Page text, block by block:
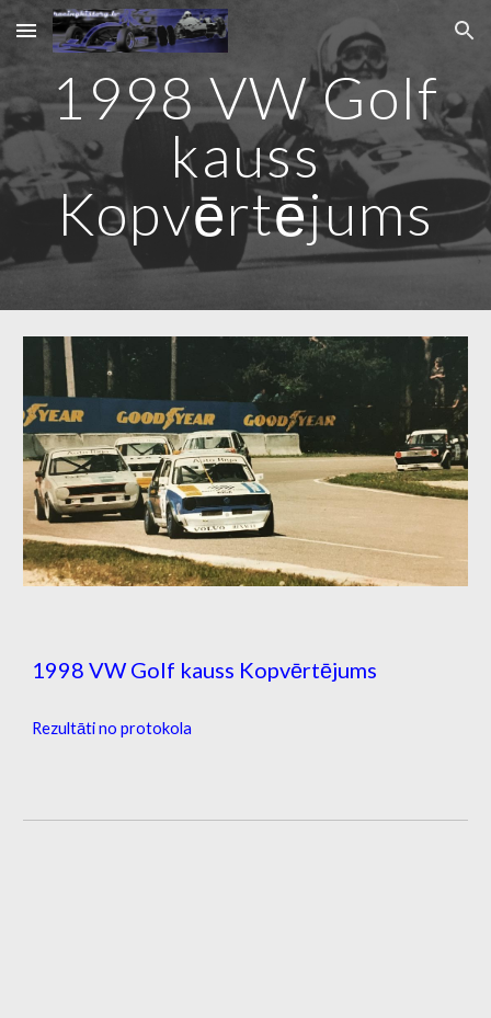
Skip to main content Skip to navigation
1998 VW Golf
kauss
Kopvērtējums
1998 VW Golf kauss Kopvērtējums
Rezultāti no protokola